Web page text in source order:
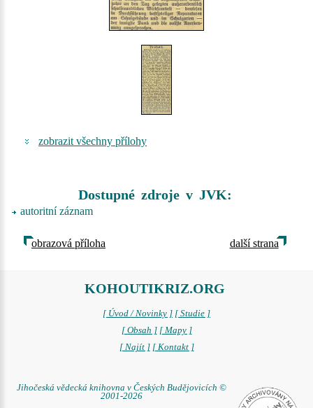
zobrazit všechny přílohy
Dostupné zdroje v JVK:
autoritní záznam
obrazová příloha další strana
KOHOUTIKRIZ.ORG
[ Úvod / Novinky ] [ Studie ]
[ Obsah ] [ Mapy ]
[ Najít ] [ Kontakt ]
Jihočeská vědecká knihovna v Českých Budějovicích ©
2001-2026